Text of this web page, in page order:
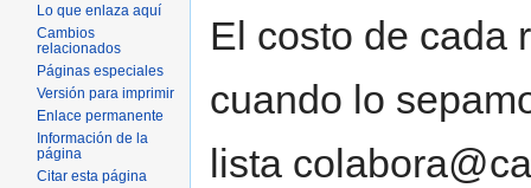
El costo de cada
cuando lo
lista
Lo que enlaza aquí
Cambios
relacionados
Páginas especiales
Versión para imprimir
Enlace permanente
Información de la
página
Citar esta página